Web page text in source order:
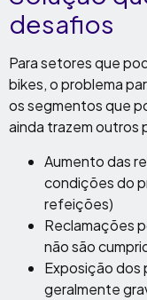
desafios
Para setores que
bikes, o problema
os segmentos que
ainda trazem outros
Aumento das
condições do
refeições)
Reclamações
não são
Exposição dos
geralmente